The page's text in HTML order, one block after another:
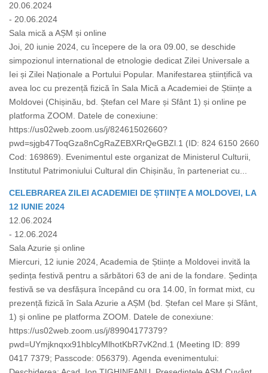
20.06.2024
- 20.06.2024
Sala mică a AȘM și online
Joi, 20 iunie 2024, cu începere de la ora 09.00, se deschide
simpozionul international de etnologie dedicat Zilei Universale a
Iei și Zilei Naționale a Portului Popular. Manifestarea științifică va
avea loc cu prezență fizică în Sala Mică a Academiei de Științe a
Moldovei (Chișinău, bd. Ștefan cel Mare și Sfânt 1) și online pe
platforma ZOOM. Datele de conexiune:
https://us02web.zoom.us/j/82461502660?
pwd=sjgb47ToqGza8nCgRaZEBXRrQeGBZl.1 (ID: 824 6150 2660
Cod: 169869). Evenimentul este organizat de Ministerul Culturii,
Institutul Patrimoniului Cultural din Chișinău, în parteneriat cu...
CELEBRAREA ZILEI ACADEMIEI DE ȘTIINȚE A MOLDOVEI, LA
12 IUNIE 2024
12.06.2024
- 12.06.2024
Sala Azurie și online
Miercuri, 12 iunie 2024, Academia de Științe a Moldovei invită la
ședința festivă pentru a sărbători 63 de ani de la fondare. Ședința
festivă se va desfășura începând cu ora 14.00, în format mixt, cu
prezență fizică în Sala Azurie a AȘM (bd. Ștefan cel Mare și Sfânt,
1) și online pe platforma ZOOM. Datele de conexiune:
https://us02web.zoom.us/j/89904177379?
pwd=UYmjknqxx91hblcyMlhotKbR7vK2nd.1 (Meeting ID: 899
0417 7379; Passcode: 056379). Agenda evenimentului: